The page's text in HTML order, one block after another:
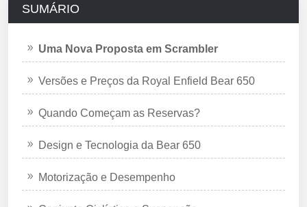
SUMÁRIO
Uma Nova Proposta em Scrambler
Versões e Preços da Royal Enfield Bear 650
Quando Começam as Reservas?
Design e Tecnologia da Bear 650
Motorização e Desempenho